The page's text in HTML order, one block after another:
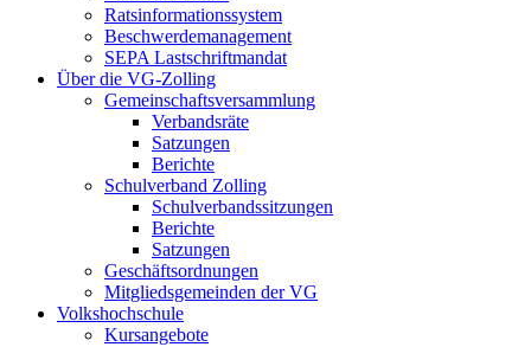
Ratsinformationssystem
Beschwerdemanagement
SEPA Lastschriftmandat
Über die VG-Zolling
Gemeinschaftsversammlung
Verbandsräte
Satzungen
Berichte
Schulverband Zolling
Schulverbandssitzungen
Berichte
Satzungen
Geschäftsordnungen
Mitgliedsgemeinden der VG
Volkshochschule
Kursangebote